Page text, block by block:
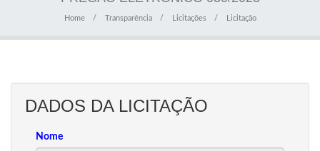
Home Transparência Licitações Licitação
DADOS DA LICITAÇÃO
Nome